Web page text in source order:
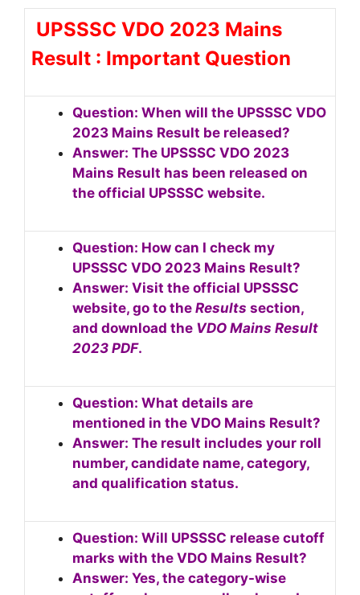
UPSSSC VDO 2023 Mains
Result : Important Question
Question: When will the UPSSSC VDO
2023 Mains Result be released?
Answer: The UPSSSC VDO 2023
Mains Result has been released on
the official UPSSSC website.
Question: How can I check my
UPSSSC VDO 2023 Mains Result?
Answer: Visit the official UPSSSC
website, go to the Results section,
and download the VDO Mains Result
2023 PDF.
Question: What details are
mentioned in the VDO Mains Result?
Answer: The result includes your roll
number, candidate name, category,
and qualification status.
Question: Will UPSSSC release cutoff
marks with the VDO Mains Result?
Answer: Yes, the category-wise